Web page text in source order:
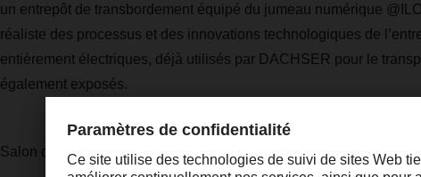
un entrepôt de transbordement équipé du jumeau numérique
réaliste des processus et des innovations technologiques de
entièrement électriques, déjà utilisés par DACHSER pour le
également exposés.
Salon de référence mondial pour le secteur de la logistique